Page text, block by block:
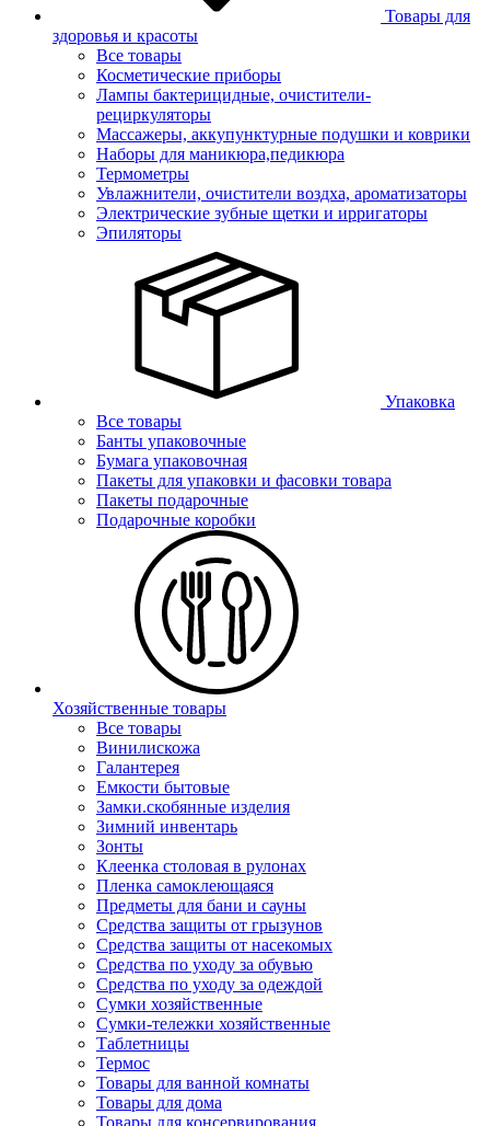
Товары для
здоровья и красоты
Все товары
Косметические приборы
Лампы бактерицидные, очистители-
рециркуляторы
Массажеры, аккупунктурные подушки и коврики
Наборы для маникюра,педикюра
Термометры
Увлажнители, очистители воздха, ароматизаторы
Электрические зубные щетки и ирригаторы
Эпиляторы
Упаковка
Все товары
Банты упаковочные
Бумага упаковочная
Пакеты для упаковки и фасовки товара
Пакеты подарочные
Подарочные коробки
Хозяйственные товары
Все товары
Винилискожа
Галантерея
Емкости бытовые
Замки.скобянные изделия
Зимний инвентарь
Зонты
Клеенка столовая в рулонах
Пленка самоклеющаяся
Предметы для бани и сауны
Средства защиты от грызунов
Средства защиты от насекомых
Средства по уходу за обувью
Средства по уходу за одеждой
Сумки хозяйственные
Сумки-тележки хозяйственные
Таблетницы
Термос
Товары для ванной комнаты
Товары для дома
Товары для консервирования